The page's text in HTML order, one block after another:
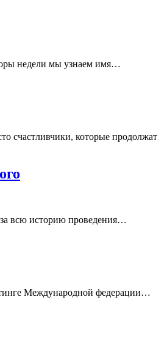
недели мы узнаем имя…
счастливчики, которые продолжат
всю историю проведения…
Международной федерации…